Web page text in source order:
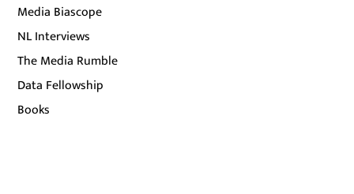
Media Biascope
NL Interviews
The Media Rumble
Data Fellowship
Books